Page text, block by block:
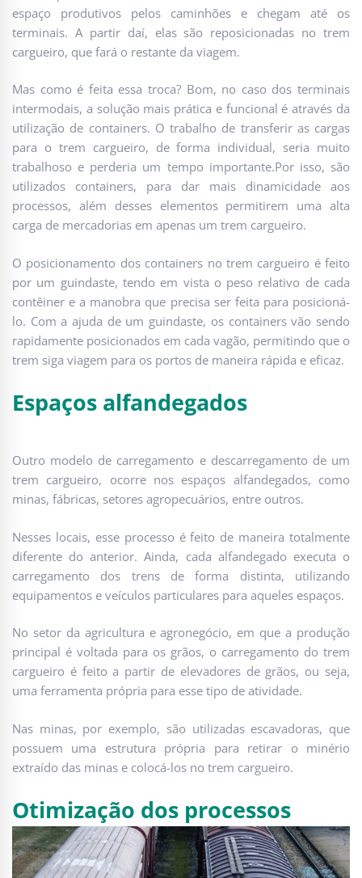
espaço produtivos pelos caminhões e chegam até os
terminais. A partir daí, elas são reposicionadas no trem
cargueiro, que fará o restante da viagem.
Mas como é feita essa troca? Bom, no caso dos terminais
intermodais, a solução mais prática e funcional é através da
utilização de containers. O trabalho de transferir as cargas
para o trem cargueiro, de forma individual, seria muito
trabalhoso e perderia um tempo importante.Por isso, são
utilizados containers, para dar mais dinamicidade aos
processos, além desses elementos permitirem uma alta
carga de mercadorias em apenas um trem cargueiro.
O posicionamento dos containers no trem cargueiro é feito
por um guindaste, tendo em vista o peso relativo de cada
contêiner e a manobra que precisa ser feita para posicioná-
lo. Com a ajuda de um guindaste, os containers vão sendo
rapidamente posicionados em cada vagão, permitindo que o
trem siga viagem para os portos de maneira rápida e eficaz.
Espaços alfandegados
Outro modelo de carregamento e descarregamento de um
trem cargueiro, ocorre nos espaços alfandegados, como
minas, fábricas, setores agropecuários, entre outros.
Nesses locais, esse processo é feito de maneira totalmente
diferente do anterior. Ainda, cada alfandegado executa o
carregamento dos trens de forma distinta, utilizando
equipamentos e veículos particulares para aqueles espaços.
No setor da agricultura e agronegócio, em que a produção
principal é voltada para os grãos, o carregamento do trem
cargueiro é feito a partir de elevadores de grãos, ou seja,
uma ferramenta própria para esse tipo de atividade.
Nas minas, por exemplo, são utilizadas escavadoras, que
possuem uma estrutura própria para retirar o minério
extraído das minas e colocá-los no trem cargueiro.
Otimização dos processos